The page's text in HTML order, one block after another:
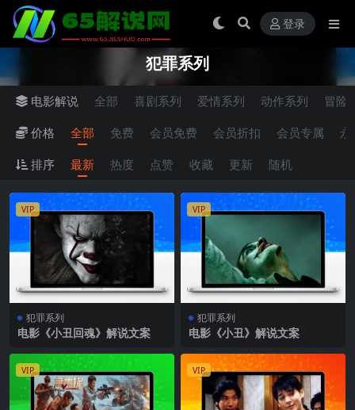
登录
犯罪系列
电影解说 全部 喜剧系列 爱情系列 动作系列
冒险
价格
全部 免费 会员免费 会员折扣 会员专属
排序
最新 热度 点赞 收藏 更新 随机
VIP
犯罪系列
电影《小丑回魂》解说文案
VIP
犯罪系列
电影《小丑》解说文案
VIP VIP